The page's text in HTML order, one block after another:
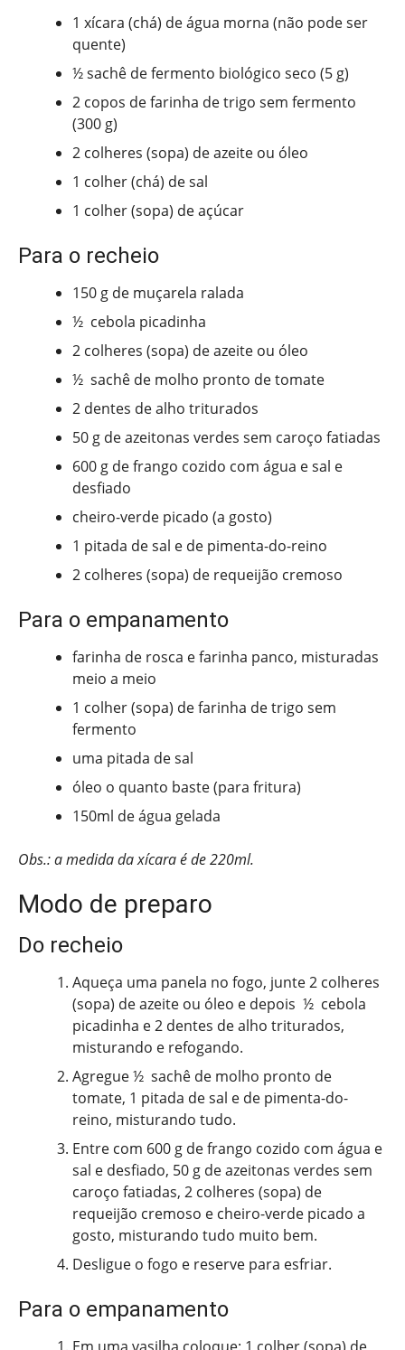
1 xícara (chá) de água morna (não pode ser
quente)
½ sachê de fermento biológico seco (5 g)
2 copos de farinha de trigo sem fermento
(300 g)
2 colheres (sopa) de azeite ou óleo
1 colher (chá) de sal
1 colher (sopa) de açúcar
Para o recheio
150 g de muçarela ralada
½ cebola picadinha
2 colheres (sopa) de azeite ou óleo
½ sachê de molho pronto de tomate
2 dentes de alho triturados
50 g de azeitonas verdes sem caroço fatiadas
600 g de frango cozido com água e sal e
desfiado
cheiro-verde picado (a gosto)
1 pitada de sal e de pimenta-do-reino
2 colheres (sopa) de requeijão cremoso
Para o empanamento
farinha de rosca e farinha panco, misturadas
meio a meio
1 colher (sopa) de farinha de trigo sem
fermento
uma pitada de sal
óleo o quanto baste (para fritura)
150ml de água gelada
Obs.: a medida da xícara é de 220ml.
Modo de preparo
Do recheio
Aqueça uma panela no fogo, junte 2 colheres
(sopa) de azeite ou óleo e depois ½ cebola
picadinha e 2 dentes de alho triturados,
misturando e refogando.
Agregue ½ sachê de molho pronto de
tomate, 1 pitada de sal e de pimenta-do-
reino, misturando tudo.
Entre com 600 g de frango cozido com água e
sal e desfiado, 50 g de azeitonas verdes sem
caroço fatiadas, 2 colheres (sopa) de
requeijão cremoso e cheiro-verde picado a
gosto, misturando tudo muito bem.
Desligue o fogo e reserve para esfriar.
Para o empanamento